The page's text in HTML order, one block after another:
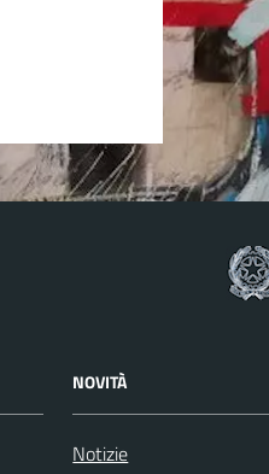
NOVITÀ
Notizie